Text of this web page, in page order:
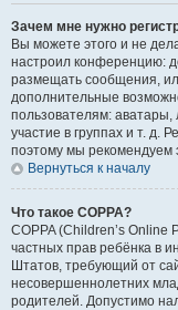
Зачем мне нужно
Вы можете этого и не
настроил конференцию:
размещать сообщения,
дополнительные
пользователям:
участие в группах и т. д.
поэтому мы рекомендуем
Вернуться к началу
Что такое COPPA?
COPPA (Children’s Online
частных прав ребёнка в
Штатов, требующий от
несовершеннолетних
родителей. Допустимо